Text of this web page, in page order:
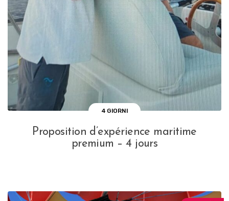
4 GIORNI
Proposition d’expérience maritime
premium – 4 jours